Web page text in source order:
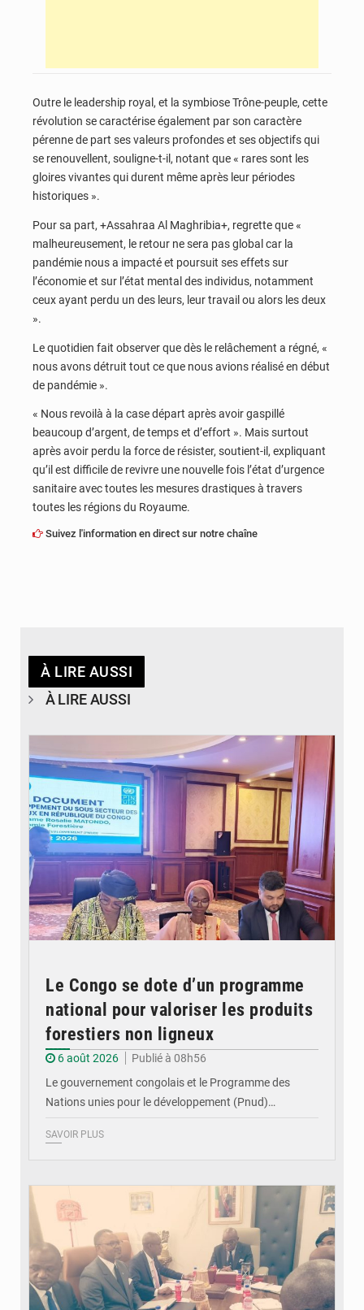
Outre le leadership royal, et la symbiose Trône-peuple, cette
révolution se caractérise également par son caractère
pérenne de part ses valeurs profondes et ses objectifs qui
se renouvellent, souligne-t-il, notant que « rares sont les
gloires vivantes qui durent même après leur périodes
historiques ».
Pour sa part, +Assahraa Al Maghribia+, regrette que «
malheureusement, le retour ne sera pas global car la
pandémie nous a impacté et poursuit ses effets sur
l’économie et sur l’état mental des individus, notamment
ceux ayant perdu un des leurs, leur travail ou alors les deux
».
Le quotidien fait observer que dès le relâchement a régné, «
nous avons détruit tout ce que nous avions réalisé en début
de pandémie ».
« Nous revoilà à la case départ après avoir gaspillé
beaucoup d’argent, de temps et d’effort ». Mais surtout
après avoir perdu la force de résister, soutient-il, expliquant
qu’il est difficile de revivre une nouvelle fois l’état d’urgence
sanitaire avec toutes les mesures drastiques à travers
toutes les régions du Royaume.
Suivez l'information en direct sur notre chaîne
À LIRE AUSSI
À LIRE AUSSI
Le Congo se dote d’un programme
national pour valoriser les produits
forestiers non ligneux
6 août 2026
Publié à 08h56
Le gouvernement congolais et le Programme des
Nations unies pour le développement (Pnud)…
SAVOIR PLUS